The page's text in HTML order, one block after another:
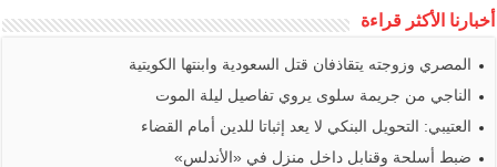
أخبارنا الأكثر قراءة
المصري وزوجته يتقاذفان قتل السعودية وابنتها الكويتية
الناجي من جريمة سلوى يروي تفاصيل ليلة الموت
العتيبي: التحويل البنكي لا يعد إثباتا للدين أمام القضاء
ضبط أسلحة وقنابل داخل منزل في «الأندلس»